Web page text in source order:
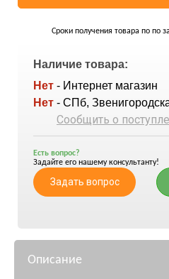
Сроки получения товара по по
Наличие товара:
Нет - Интернет магазин
Нет - СПб,
Сообщить о
Есть вопрос?
Задайте его нашему консультанту!
Задать вопрос
Описание